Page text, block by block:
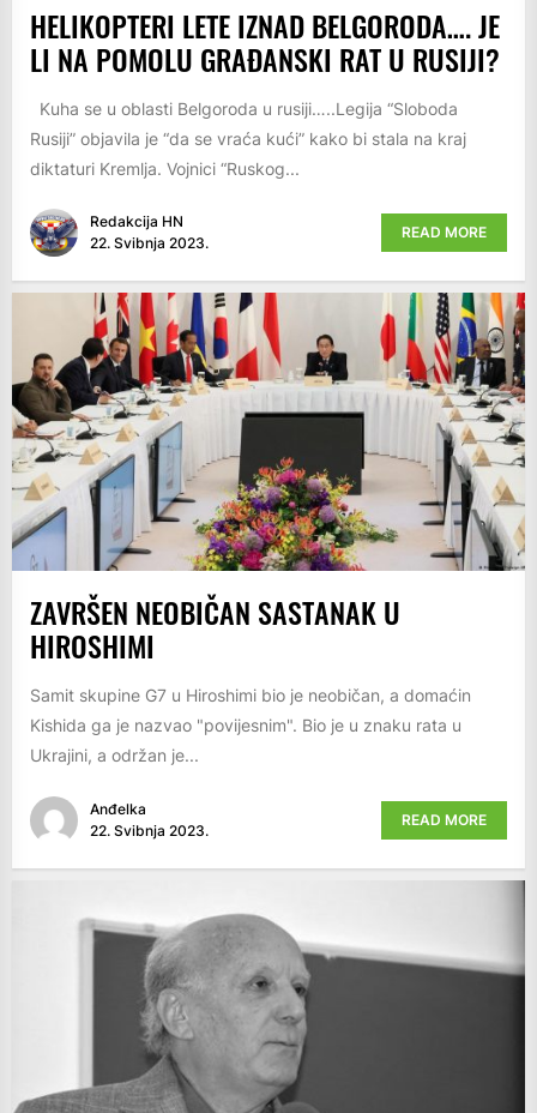
HELIKOPTERI LETE IZNAD BELGORODA…. JE
LI NA POMOLU GRAĐANSKI RAT U RUSIJI?
Kuha se u oblasti Belgoroda u rusiji…..Legija “Sloboda
Rusiji” objavila je “da se vraća kući” kako bi stala na kraj
diktaturi Kremlja. Vojnici “Ruskog...
Redakcija HN
22. Svibnja 2023.
READ MORE
ZAVRŠEN NEOBIČAN SASTANAK U
HIROSHIMI
Samit skupine G7 u Hiroshimi bio je neobičan, a domaćin
Kishida ga je nazvao "povijesnim". Bio je u znaku rata u
Ukrajini, a održan je...
Anđelka
22. Svibnja 2023.
READ MORE